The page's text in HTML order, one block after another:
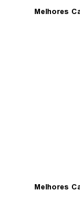
Melhores
Melhores